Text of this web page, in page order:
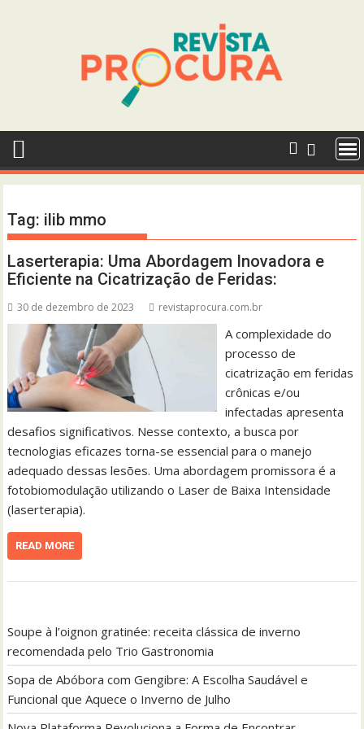
Tag: ilib mmo
Laserterapia: Uma Abordagem Inovadora e
Eficiente na Cicatrização de Feridas:
30 de dezembro de 2023 revistaprocura.com.br
A complexidade do
processo de
cicatrização em feridas
crônicas e/ou
infectadas apresenta
desafios significativos. Nesse contexto, a busca por
tecnologias eficazes torna-se essencial para o manejo
adequado dessas lesões. Uma abordagem promissora é a
fotobiomodulação utilizando o Laser de Baixa Intensidade
(laserterapia).
READ MORE
Soupe à l’oignon gratinée: receita clássica de inverno
recomendada pelo Trio Gastronomia
Sopa de Abóbora com Gengibre: A Escolha Saudável e
Funcional que Aquece o Inverno de Julho